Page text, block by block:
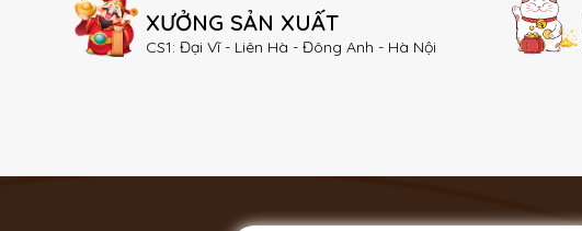
XƯỞNG SẢN XUẤT
CS1: Đại Vĩ - Liên Hà - Đông Anh - Hà Nội